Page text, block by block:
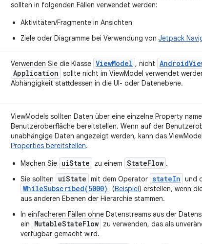
sollten in folgenden Fällen verwendet werden:
Aktivitäten/Fragmente in Ansichten
Ziele oder Diagramme bei Verwendung von Jetpack
Verwenden Sie die Klasse ViewModel , nicht
Application sollte nicht im ViewModel verwendet
Abhängigkeit stattdessen in die UI- oder Datenebene.
ViewModels sollten Daten über eine einzelne Property
Benutzeroberfläche bereitstellen. Wenn auf der
unabhängige Daten angezeigt werden, kann das ViewModel
Properties bereitstellen.
Machen Sie uiState zu einem StateFlow .
Sie sollten
uiState mit dem Operator stateIn und
WhileSubscribed(5000) (Beispiel) erstellen, wenn
aus anderen Ebenen der Hierarchie stammen.
In einfacheren Fällen ohne Datenstreams aus der
ein
MutableStateFlow zu verwenden, das als
verfügbar gemacht wird.